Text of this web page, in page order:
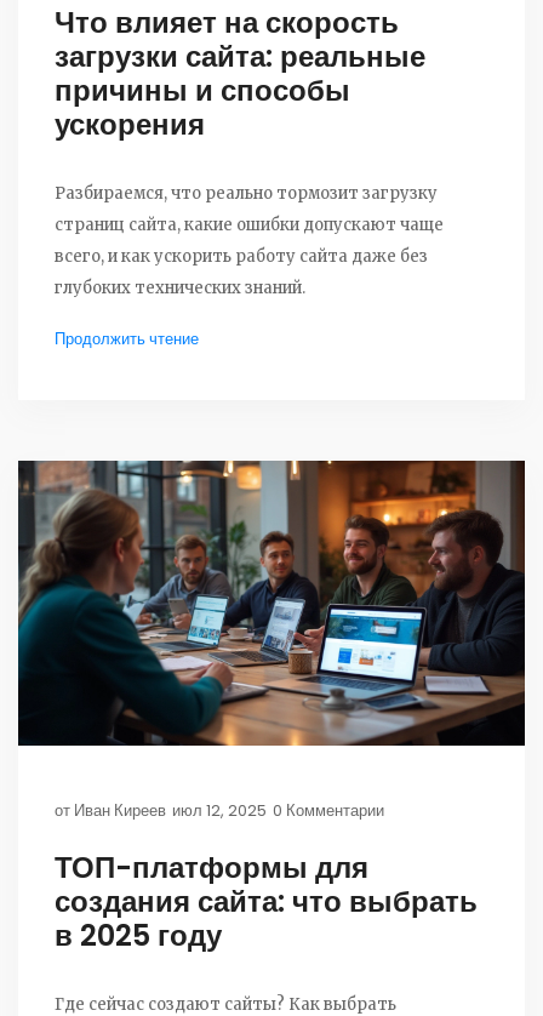
Что влияет на скорость
загрузки сайта: реальные
причины и способы
ускорения
Разбираемся, что реально тормозит загрузку
страниц сайта, какие ошибки допускают чаще
всего, и как ускорить работу сайта даже без
глубоких технических знаний.
Продолжить чтение
от Иван Киреев июл 12, 2025 0 Комментарии
ТОП-платформы для
создания сайта: что выбрать
в 2025 году
Где сейчас создают сайты? Как выбрать